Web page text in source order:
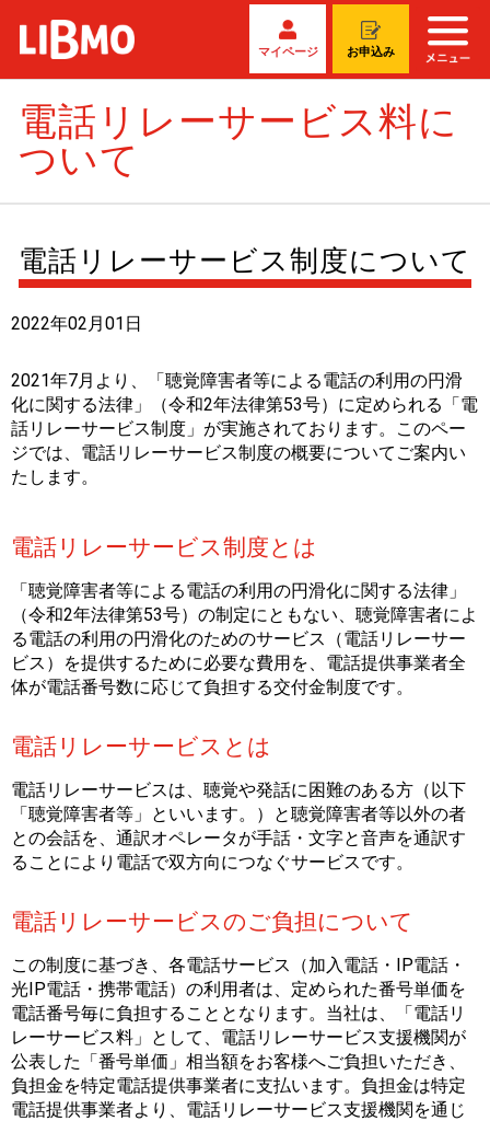
マイページ お申込み
電話リレーサービス料に
ついて
電話リレーサービス制度について
2022年02月01日
2021年7月より、「聴覚障害者等による電話の利用の円滑
化に関する法律」（令和2年法律第53号）に定められる「電
話リレーサービス制度」が実施されております。このペー
ジでは、電話リレーサービス制度の概要についてご案内い
たします。
電話リレーサービス制度とは
「聴覚障害者等による電話の利用の円滑化に関する法律」
（令和2年法律第53号）の制定にともない、聴覚障害者によ
る電話の利用の円滑化のためのサービス（電話リレーサー
ビス）を提供するために必要な費用を、電話提供事業者全
体が電話番号数に応じて負担する交付金制度です。
電話リレーサービスとは
電話リレーサービスは、聴覚や発話に困難のある方（以下
「聴覚障害者等」といいます。）と聴覚障害者等以外の者
との会話を、通訳オペレータが手話・文字と音声を通訳す
ることにより電話で双方向につなぐサービスです。
電話リレーサービスのご負担について
この制度に基づき、各電話サービス（加入電話・IP電話・
光IP電話・携帯電話）の利用者は、定められた番号単価を
電話番号毎に負担することとなります。当社は、「電話リ
レーサービス料」として、電話リレーサービス支援機関が
公表した「番号単価」相当額をお客様へご負担いただき、
負担金を特定電話提供事業者に支払います。負担金は特定
電話提供事業者より、電話リレーサービス支援機関を通じ